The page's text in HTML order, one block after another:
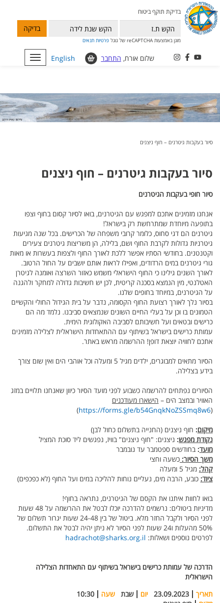
בדיקת תוקף ביטוח
בדיקה
מוגן באמצעות reCAPTCHA של גוגל פרטיות תנאים
Toggle
navigation
English שלום אורח, התחבר
סיור בעקבות גיטרנים – חוף ניצנים
סיור בעקבות גיטרנים – חוף ניצנים
סיור חופי בעקבות הגיטרנים
אנחנו מזמינים אתכם למפגש עם הגיטרנים, בואו לסיור קסום בחוף וצפו
בתופעה מיוחדת שמתרחשת רק בישראל!
גיטרנים הם דגי סחוס, כלומר קרובי משפחה של הכרישים. בכל שנה מגיעות
גיטרניות גדולות לקרבת החוף ושם, בלילה, הן משריצות גיטרנים צעירים
וקטנטנים. בחודשי הסתיו אפשר ללכת לאורך החוף ולצפות בעשרות או מאות
גורי גיטרנים במים הרדודים, ואפילו לראות אותם יושבים על החול הרטוב.
לאורך השנים גילינו כי החוף הישראלי משמש כאזור השרצה ואומנה לגיטרן
האטלנטי, מין הנמצא בסכנה קריטית, לכן יש חשיבות גדולה למחקר ולהגנה
על הגיטרנים, במיוחד בחופים שלנו.
בסיור נלך לאורך רצועת החוף הקסומה, נדבר על בית הגידול החולי והקשיים
הטמונים בו וכן על בעלי החיים השונים שנמצאים סביבנו. נלמד מה הם
כרישים ובטאים ועל חשיבותם לסביבה האקולוגית הימית.
עמותת כרישים בישראל בשיתוף עם ההתאחדות הישראלית לצלילה מזמינים
אתכם לחוויה יוצאת דופן! ההרשמה מראש באתר.
הסיור מתאים למבוגרים, ילדים מגיל 5 ומעלה וכל אוהבי הים ואין שום צורך
בידע בצלילה.
הסיורים נפתחים להרשמה כשבוע לפני מועד הסיור כיוון שאנחנו תלויים במזג
האוויר ובמצב הים – הישארו מעודכנים
(
https://forms.gle/b54GnqkNoZSSmq8w6
)
מיקום: חוף ניצנים (החנייה בתשלום כחול לבן)
נקודת מפגש: ניצנים: "חוף ניצנים" בוויז, נפגשים ליד סוכת המציל
מועד:בחודשים ספטמבר עד נובמבר
משך הסיור: כשעה וחצי
קהל: מגיל 5 ומעלה
ציוד: כובע, הרבה מים, נעליים נוחות להליכה במים ועל החוף (לא כפכפים)
בואו לחוות איתנו את הקסם של הגיטרנים, נתראה בחוף!
מדיניות ביטולים: נרשמים להדרכה יוכלו לבטל את ההרשמה על 48 שעות
לפני הסיור ולקבל החזר מלא. ביטול של בין 24-48 שעות יגרור תשלום של
50% מהעלות ו24 שעות לפני הסיור לא ניתן יהיה לבטל את התשלום.
לפרטים נוספים ושאלות: hadrachot@sharks.org.il
הדרכה של עמותת כרישים בישראל בשיתוף עם התאחדות הצלילה
הישראלית
תאריך
23.09.2023 יום שבת שעה
10:30